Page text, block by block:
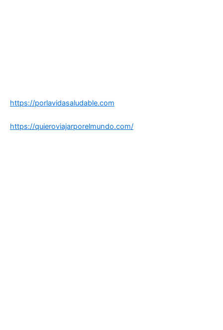
https://porlavidasaludable.com
https://quieroviajarporelmundo.com/